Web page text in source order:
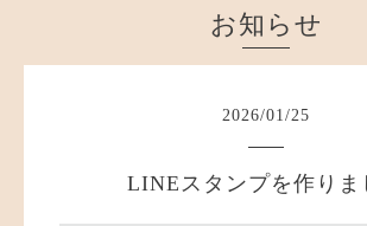
お知らせ
2026/01/25
LINEスタンプを作りま